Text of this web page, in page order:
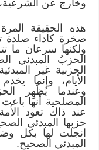
وخارج عن
هذه الحقيقة
صخرة كأداء صلدة
ولكنها سرعان ما
الحزبُ المبدئي
الحزبية غير
الأيام، وإنما
وعندما يُظْهِر
المصلحية أنها
عند ذاك تعود
حزبها المبدئي
انجلت لها بكل
المبدئي الصحيح.